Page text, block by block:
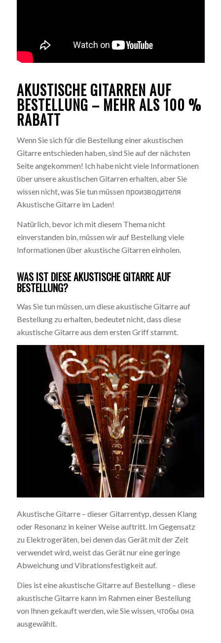
AKUSTISCHE GITARREN AUF
BESTELLUNG – MEHR ALS 100 %
RABATT
Wenn Sie sich für die Bestellung einer akustischen
Gitarre entschieden haben, sind Sie auf der nächsten
Seite angekommen! Ich habe nicht viele Informationen
über unsere akustischen Gitarren erhalten, aber Sie
wissen nicht, was Sie tun müssen производителя
Akustische Gitarre im Laden!
Natürlich, bevor ich mit diesem Thema nicht
einverstanden bin, müssen wir auf Bestellung viele
Informationen über akustische Gitarren einholen.
WAS IST DIESE AKUSTISCHE GITARRE AUF
BESTELLUNG?
Was Sie tun müssen, um diese akustische Gitarre auf
Bestellung zu erhalten, bedeutet nicht, dass diese
akustische Gitarre aus dem ersten Griff stammt.
Akustische Gitarre – dieser Gitarrentyp, dessen Klang
oder Resonanz in keiner Weise auftritt. Im Gegensatz
zu Elektrogeräten, bei denen das Gerät mit der Zeit
verwendet wird, weist das Gerät nur eine geringe
Abweichung und Vibrationsfestigkeit auf.
Dies ist eine akustische Gitarre auf Bestellung – diese
akustische Gitarre kann im Rahmen einer Bestellung
von Ihnen gekauft werden, wie Sie wissen, чтобы она
ausgewählt.